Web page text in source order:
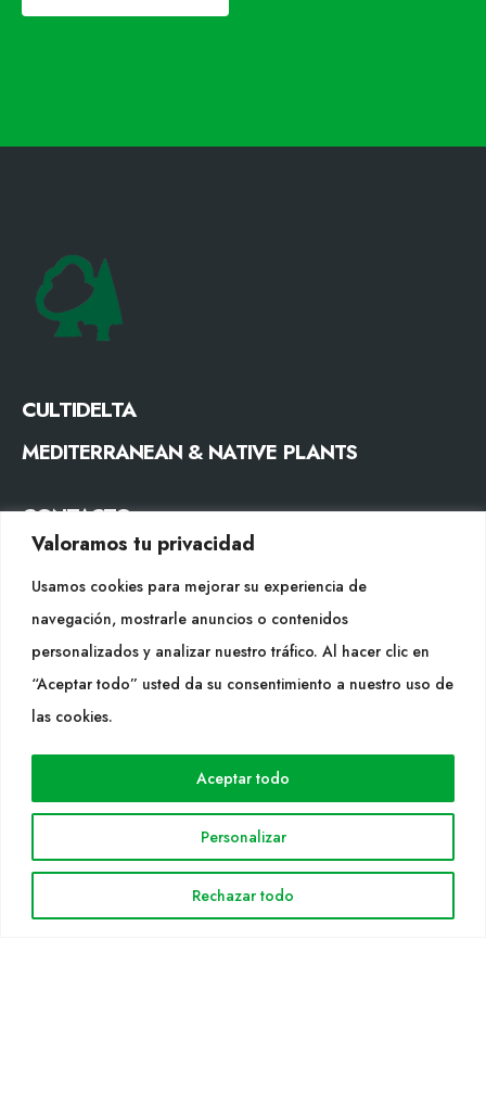
Valoramos tu privacidad
Usamos cookies para mejorar su experiencia de
navegación, mostrarle anuncios o contenidos
personalizados y analizar nuestro tráfico. Al hacer clic en
“Aceptar todo” usted da su consentimiento a nuestro uso de
las cookies.
Personalizar
Rechazar todo
Aceptar todo
CULTIDELTA
MEDITERRANEAN & NATIVE PLANTS
CONTACTO
Tel. +34 977053013
info@cultidelta.com
SÍGUENOS
Áreas de trabajo
Solicitud Catálogo